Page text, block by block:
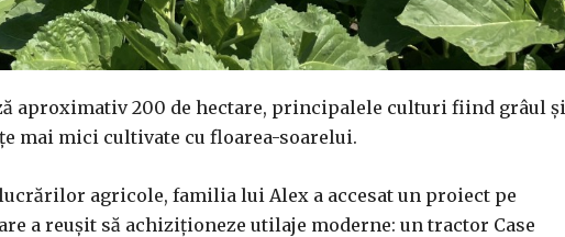
aproximativ 200 de hectare, principalele culturi fiind grâul și
mai mici cultivate cu floarea-soarelui.
agricole, familia lui Alex a accesat un proiect pe
a reușit să achiziționeze utilaje moderne: un tractor Case